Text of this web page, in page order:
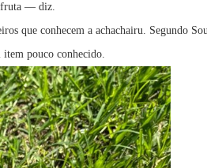
fruta — diz.
que conhecem a achachairu. Segundo
item pouco conhecido.